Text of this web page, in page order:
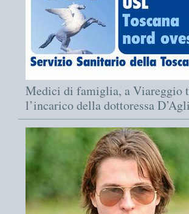
Medici di famiglia, a Viareggio
l’incarico della dottoressa